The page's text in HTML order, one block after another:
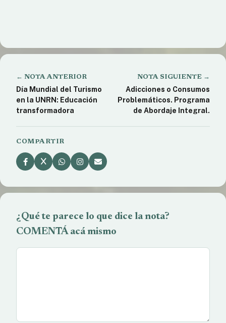
← NOTA ANTERIOR
Día Mundial del Turismo
en la UNRN: Educación
transformadora
NOTA SIGUIENTE →
Adicciones o Consumos
Problemáticos. Programa
de Abordaje Integral.
COMPARTIR
¿Qué te parece lo que dice la nota?
COMENTÁ acá mismo